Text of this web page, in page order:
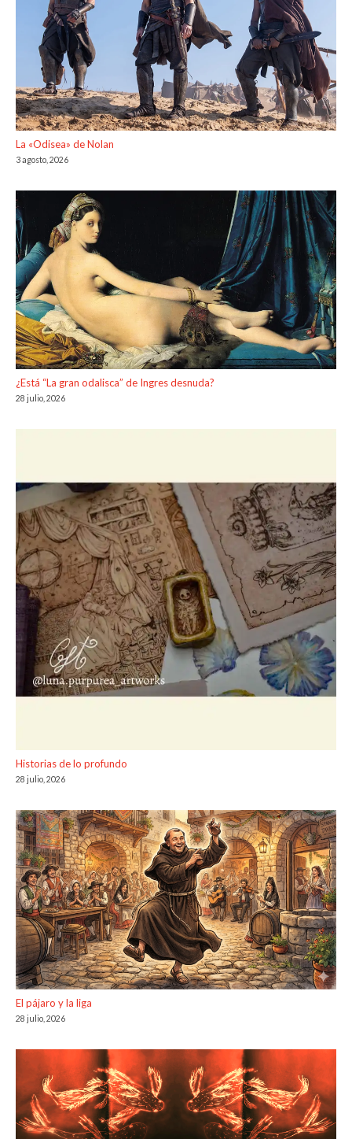
La «Odisea» de Nolan
3 agosto, 2026
¿Está “La gran odalisca” de Ingres desnuda?
28 julio, 2026
Historias de lo profundo
28 julio, 2026
El pájaro y la liga
28 julio, 2026